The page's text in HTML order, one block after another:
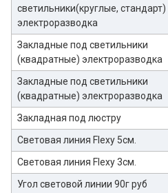
светильники(круглые, стандарт)
электроразводка
Закладные под светильники
(квадратные) электроразводка
Закладные под светильники
(квадратные) электроразводка
Закладная под люстру
Световая линия Flexy 5см.
Световая линия Flexy 3см.
Угол световой линии 90г руб